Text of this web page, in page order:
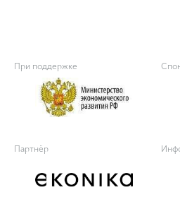
При поддержке
Партнёр